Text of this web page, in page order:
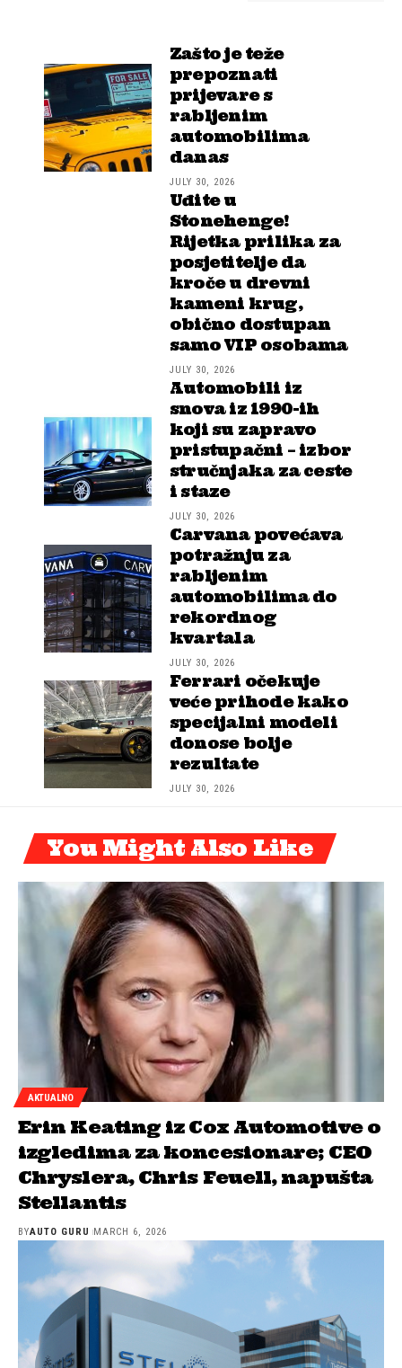
Zašto je teže
prepoznati
prijevare s
rabljenim
automobilima
danas
JULY 30, 2026
Uđite u
Stonehenge!
Rijetka prilika za
posjetitelje da
kroče u drevni
kameni krug,
obično dostupan
samo VIP osobama
JULY 30, 2026
Automobili iz
snova iz 1990-ih
koji su zapravo
pristupačni – izbor
stručnjaka za ceste
i staze
JULY 30, 2026
Carvana povećava
potražnju za
rabljenim
automobilima do
rekordnog
kvartala
JULY 30, 2026
Ferrari očekuje
veće prihode kako
specijalni modeli
donose bolje
rezultate
JULY 30, 2026
You Might Also Like
AKTUALNO
Erin Keating iz Cox Automotive o
izgledima za koncesionare; CEO
Chryslera, Chris Feuell, napušta
Stellantis
BYAUTO GURU MARCH 6, 2026